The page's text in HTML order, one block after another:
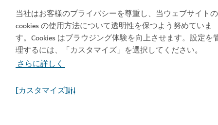
当社はお客様のプライバシーを尊重し、当ウェブサイトの
cookies の使用方法について透明性を保つよう努めていま
す。Cookies はブラウジング体験を向上させます。設定を
理するには、「カスタマイズ」を選択してください。
さらに詳しく
[カスタマイズ]
今すぐ予約する
アプリをダウンロード
ビジット・ドバイのア